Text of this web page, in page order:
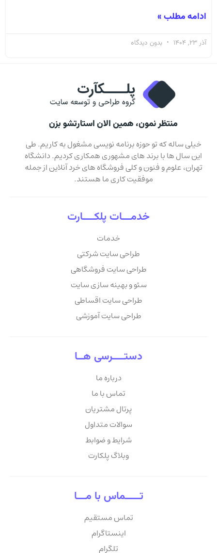
ادامه مطلب »
آذر 23, 1404 بدون دیدگاه
منتظر نمون، همین الان استارتشو بزن
خیلی ساله که تو حوزه برنامه نویسی مشغول به کاریم. طی
این سال ها با برند های مشهوری همکاری کردیم. دانشگاه
تهران، علوم و فنون و کلی فروشگاه های خرد آنلاین از جمله
موفقیت کاری ما هستند.
خدمـــات پلکــــارت
خدمات
طراحی سایت شرکتی
طراحی سایت فروشگاهی
سئو و بهینه سازی سایت
طراحی سایت اقساطی
طراحی سایت آموزشی
دستــــرسی هــا
درباره ما
تماس با ما
پرتال مشتریان
سوالات متداول
شرایط و ضوابط
وبلاگ پلکارت
تـــــماس با مـــا
تماس مستقیم
اینستاگرام
تلگرام